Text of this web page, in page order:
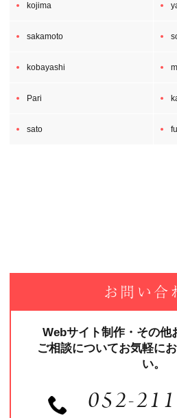
kojima
sakamoto
kobayashi
Pari
sato
お問い合
Webサイト制作・その他
ご相談についてお気軽に
い。
052-